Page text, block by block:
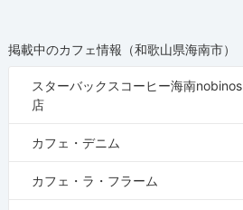
掲載中のカフェ情報（和歌山県海南市）
スターバックスコーヒー海南nobinos
店
カフェ・デニム
カフェ・ラ・フラーム